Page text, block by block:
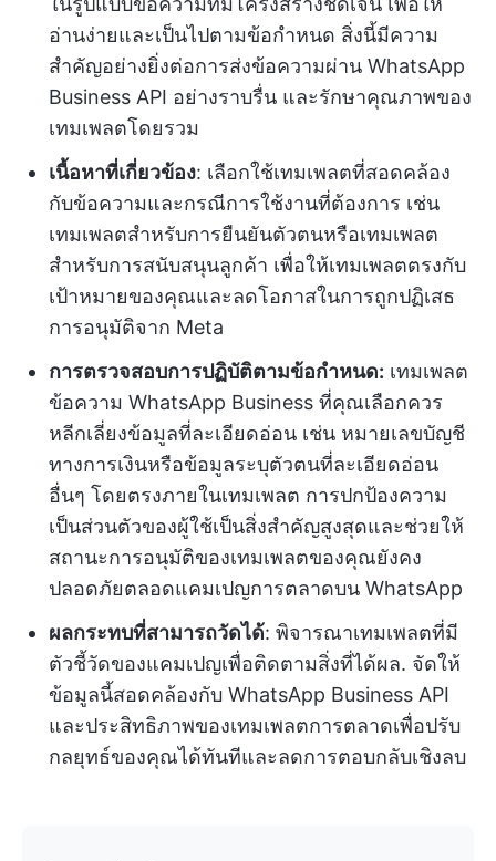
อ่านง่ายและเป็นไปตามข้อกำหนด สิ่งนี้มีความ
สำคัญอย่างยิ่งต่อการส่งข้อความผ่าน WhatsApp
Business API อย่างราบรื่น และรักษาคุณภาพของ
เทมเพลตโดยรวม
เนื้อหาที่เกี่ยวข้อง: เลือกใช้เทมเพลตที่สอดคล้อง
กับข้อความและกรณีการใช้งานที่ต้องการ เช่น
เทมเพลตสำหรับการยืนยันตัวตนหรือเทมเพลต
สำหรับการสนับสนุนลูกค้า เพื่อให้เทมเพลตตรงกับ
เป้าหมายของคุณและลดโอกาสในการถูกปฏิเสธ
การอนุมัติจาก Meta
การตรวจสอบการปฏิบัติตามข้อกำหนด: เทมเพลต
ข้อความ WhatsApp Business ที่คุณเลือกควร
หลีกเลี่ยงข้อมูลที่ละเอียดอ่อน เช่น หมายเลขบัญชี
ทางการเงินหรือข้อมูลระบุตัวตนที่ละเอียดอ่อน
อื่นๆ โดยตรงภายในเทมเพลต การปกป้องความ
เป็นส่วนตัวของผู้ใช้เป็นสิ่งสำคัญสูงสุดและช่วยให้
สถานะการอนุมัติของเทมเพลตของคุณยังคง
ปลอดภัยตลอดแคมเปญการตลาดบน WhatsApp
ผลกระทบที่สามารถวัดได้: พิจารณาเทมเพลตที่มี
ตัวชี้วัดของแคมเปญเพื่อติดตามสิ่งที่ได้ผล. จัดให้
ข้อมูลนี้สอดคล้องกับ WhatsApp Business API
และประสิทธิภาพของเทมเพลตการตลาดเพื่อปรับ
กลยุทธ์ของคุณได้ทันทีและลดการตอบกลับเชิงลบ